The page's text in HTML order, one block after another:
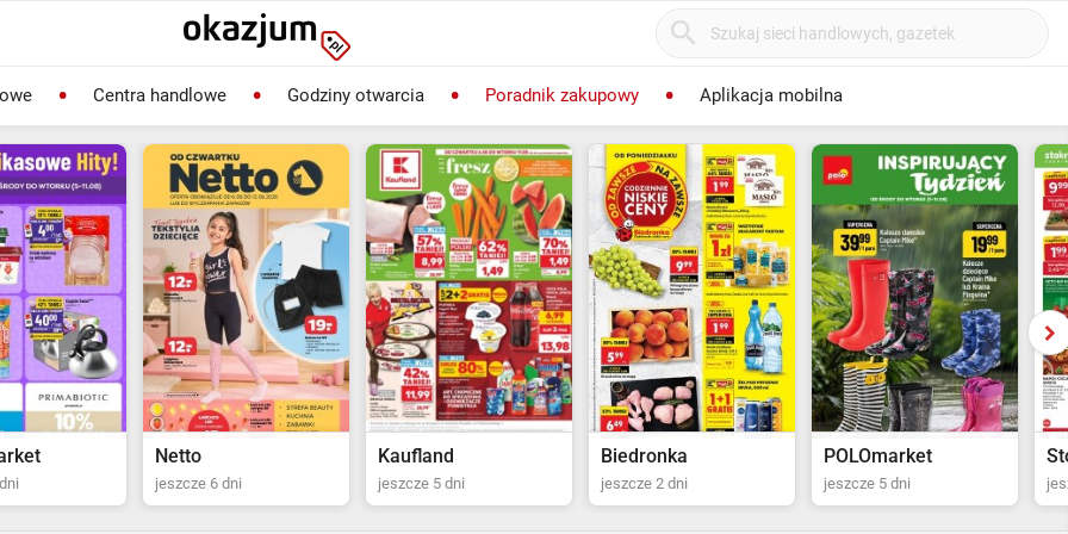
Centra handlowe Godziny otwarcia Poradnik zakupowy Aplikacja mobilna
Kaufland
jeszcze 5 dni
Biedronka
jeszcze 2 dni
POLOmarket
jeszcze 5 dni jeszcze 6 dni